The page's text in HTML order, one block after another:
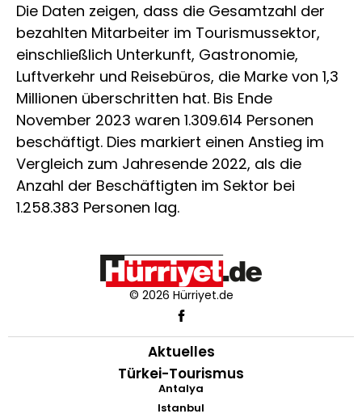
Die Daten zeigen, dass die Gesamtzahl der
bezahlten Mitarbeiter im Tourismussektor,
einschließlich Unterkunft, Gastronomie,
Luftverkehr und Reisebüros, die Marke von 1,3
Millionen überschritten hat. Bis Ende
November 2023 waren 1.309.614 Personen
beschäftigt. Dies markiert einen Anstieg im
Vergleich zum Jahresende 2022, als die
Anzahl der Beschäftigten im Sektor bei
1.258.383 Personen lag.
© 2026 Hürriyet.de
Aktuelles
Türkei-Tourismus
Antalya
Istanbul